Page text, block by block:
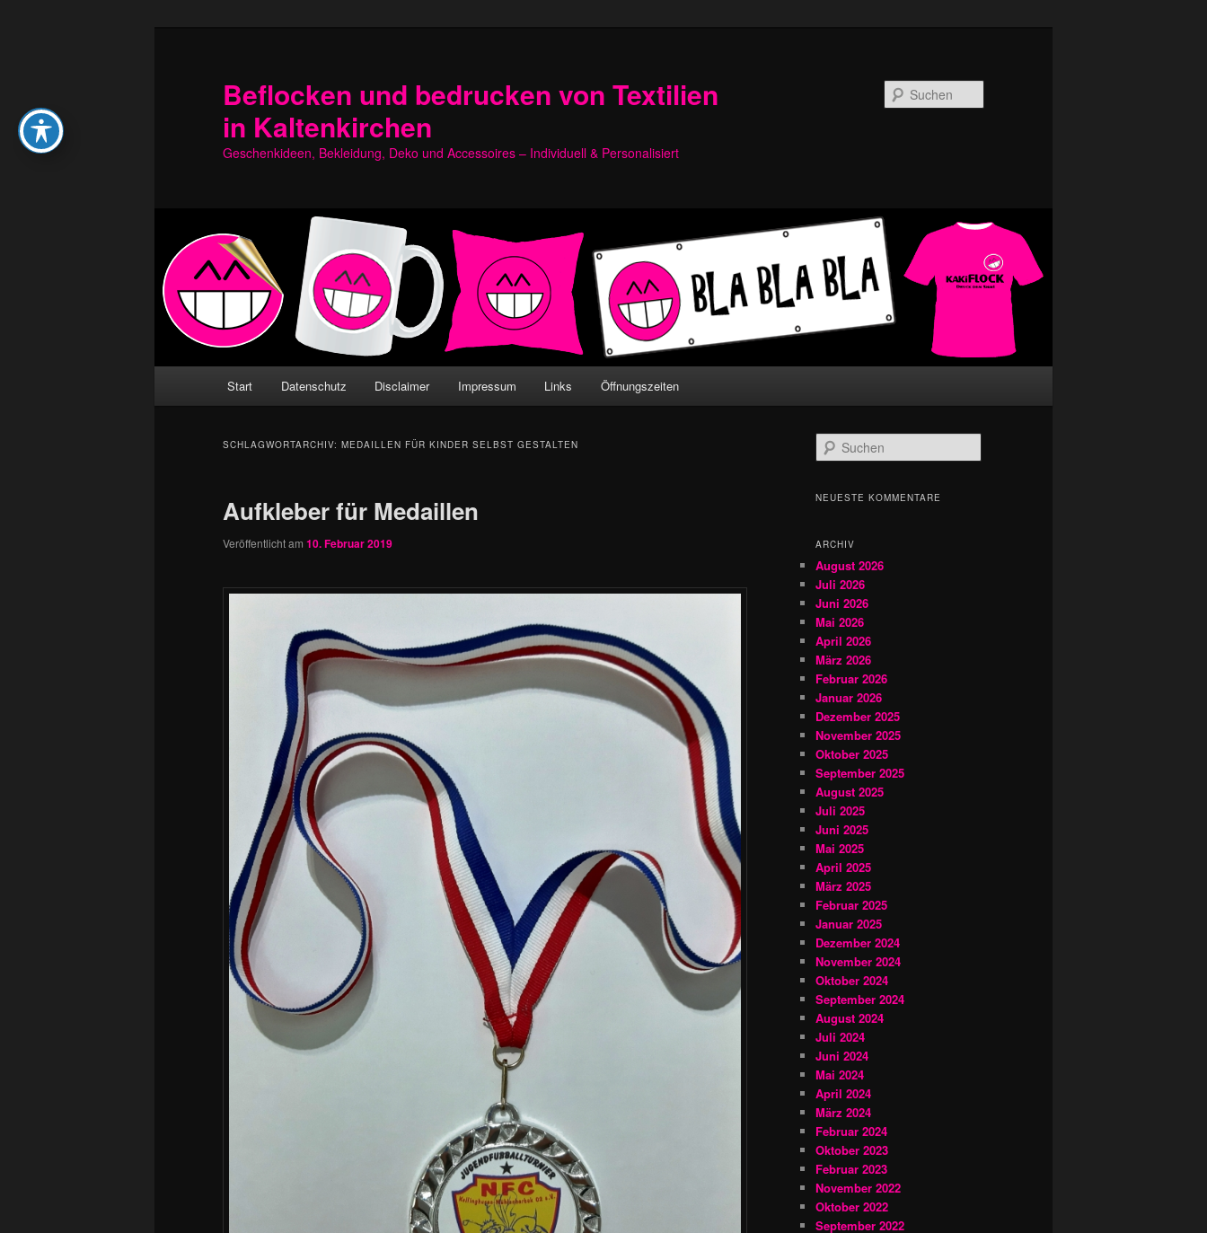
Beflocken und bedrucken von Textilien
in Kaltenkirchen
Geschenkideen, Bekleidung, Deko und Accessoires – Individuell & Personalisiert
Start Datenschutz Disclaimer Impressum Links Öffnungszeiten
SCHLAGWORTARCHIV: MEDAILLEN FÜR KINDER SELBST GESTALTEN
Aufkleber für Medaillen
Veröffentlicht am 10. Februar 2019
u
h
NEUESTE KOMMENTARE
ARCHIV
August 2026
Juli 2026
Juni 2026
Mai 2026
April 2026
März 2026
Februar 2026
Januar 2026
Dezember 2025
November 2025
Oktober 2025
September 2025
August 2025
Juli 2025
Juni 2025
Mai 2025
April 2025
März 2025
Februar 2025
Januar 2025
Dezember 2024
November 2024
Oktober 2024
September 2024
August 2024
Juli 2024
Juni 2024
Mai 2024
April 2024
März 2024
Februar 2024
Oktober 2023
Februar 2023
November 2022
Oktober 2022
September 2022